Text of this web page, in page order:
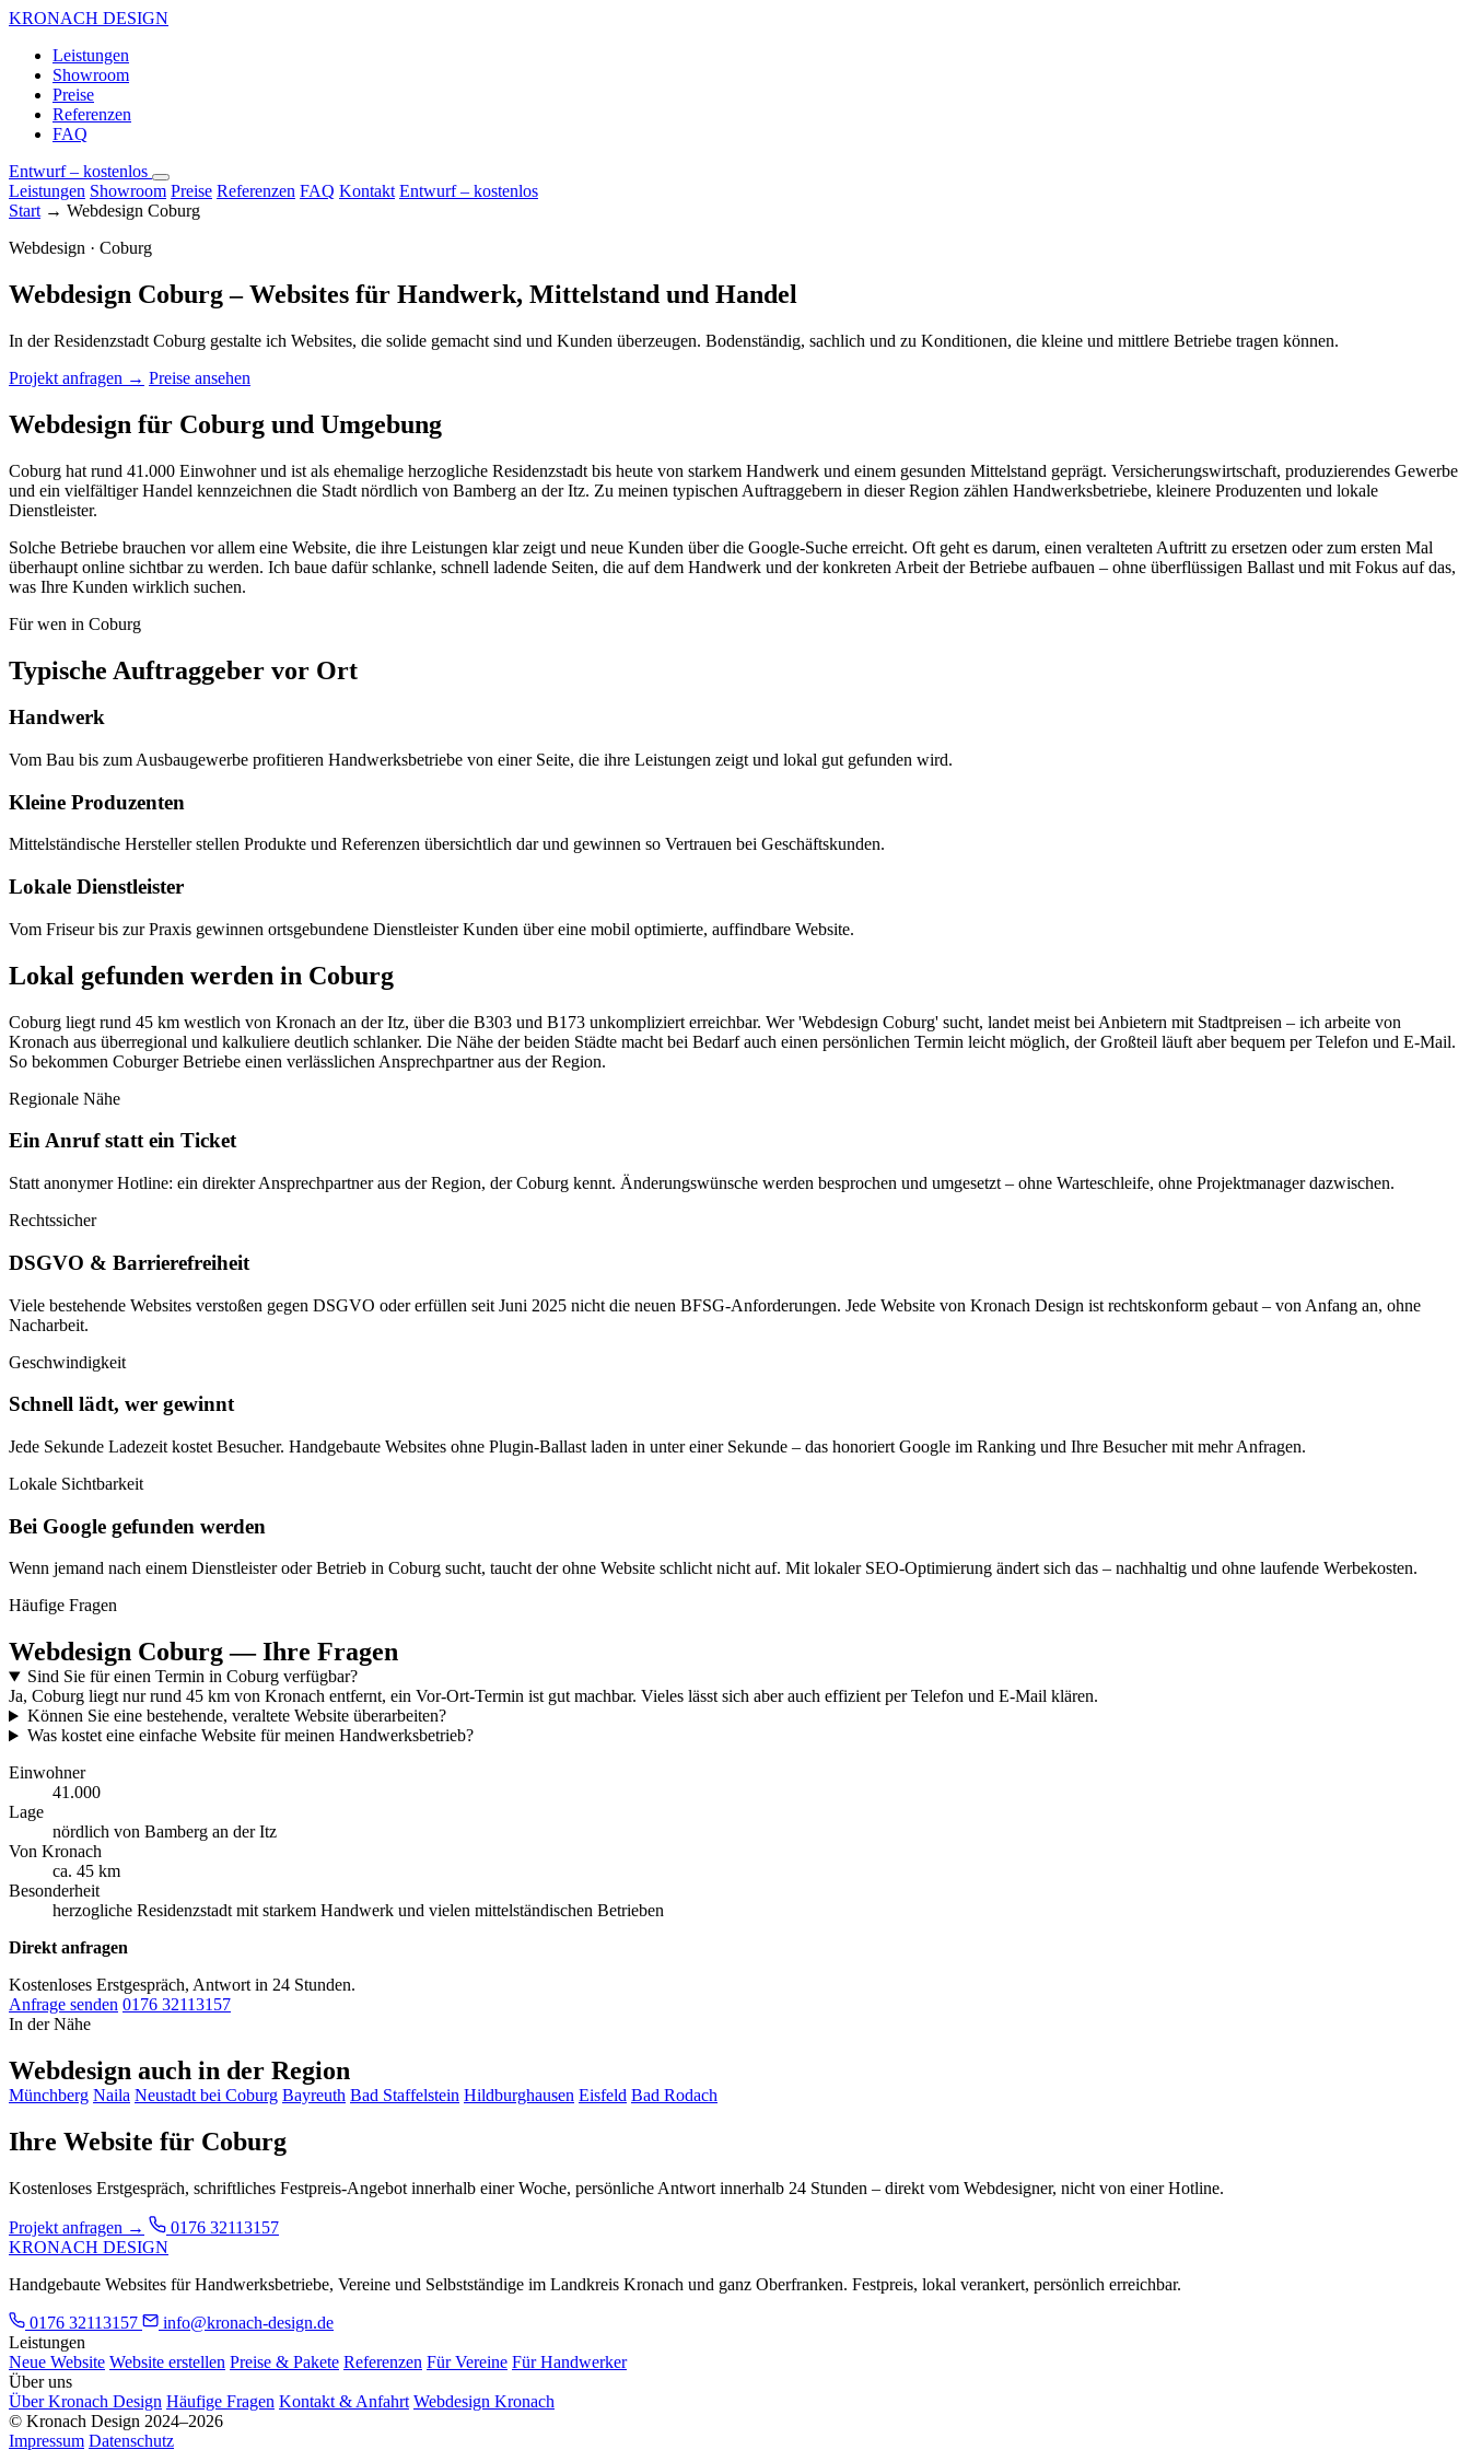
KRONACH DESIGN
Leistungen
Showroom
Preise
Referenzen
FAQ
Entwurf – kostenlos
Leistungen Showroom Preise Referenzen FAQ Kontakt Entwurf – kostenlos
Start → Webdesign Coburg
Webdesign · Coburg
Webdesign Coburg – Websites für Handwerk, Mittelstand und Handel
In der Residenzstadt Coburg gestalte ich Websites, die solide gemacht sind und Kunden überzeugen. Bodenständig, sachlich und zu Konditionen, die kleine und mittlere Betriebe tragen können.
Projekt anfragen → Preise ansehen
Webdesign für Coburg und Umgebung
Coburg hat rund 41.000 Einwohner und ist als ehemalige herzogliche Residenzstadt bis heute von starkem Handwerk und einem gesunden Mittelstand geprägt. Versicherungswirtschaft, produzierendes Gewerbe
und ein vielfältiger Handel kennzeichnen die Stadt nördlich von Bamberg an der Itz. Zu meinen typischen Auftraggebern in dieser Region zählen Handwerksbetriebe, kleinere Produzenten und lokale
Dienstleister.
Solche Betriebe brauchen vor allem eine Website, die ihre Leistungen klar zeigt und neue Kunden über die Google-Suche erreicht. Oft geht es darum, einen veralteten Auftritt zu ersetzen oder zum ersten Mal
überhaupt online sichtbar zu werden. Ich baue dafür schlanke, schnell ladende Seiten, die auf dem Handwerk und der konkreten Arbeit der Betriebe aufbauen – ohne überflüssigen Ballast und mit Fokus auf das,
was Ihre Kunden wirklich suchen.
Für wen in Coburg
Typische Auftraggeber vor Ort
Handwerk
Vom Bau bis zum Ausbaugewerbe profitieren Handwerksbetriebe von einer Seite, die ihre Leistungen zeigt und lokal gut gefunden wird.
Kleine Produzenten
Mittelständische Hersteller stellen Produkte und Referenzen übersichtlich dar und gewinnen so Vertrauen bei Geschäftskunden.
Lokale Dienstleister
Vom Friseur bis zur Praxis gewinnen ortsgebundene Dienstleister Kunden über eine mobil optimierte, auffindbare Website.
Lokal gefunden werden in Coburg
Coburg liegt rund 45 km westlich von Kronach an der Itz, über die B303 und B173 unkompliziert erreichbar. Wer 'Webdesign Coburg' sucht, landet meist bei Anbietern mit Stadtpreisen – ich arbeite von
Kronach aus überregional und kalkuliere deutlich schlanker. Die Nähe der beiden Städte macht bei Bedarf auch einen persönlichen Termin leicht möglich, der Großteil läuft aber bequem per Telefon und E-Mail.
So bekommen Coburger Betriebe einen verlässlichen Ansprechpartner aus der Region.
Regionale Nähe
Ein Anruf statt ein Ticket
Statt anonymer Hotline: ein direkter Ansprechpartner aus der Region, der Coburg kennt. Änderungswünsche werden besprochen und umgesetzt – ohne Warteschleife, ohne Projektmanager dazwischen.
Rechtssicher
DSGVO & Barrierefreiheit
Viele bestehende Websites verstoßen gegen DSGVO oder erfüllen seit Juni 2025 nicht die neuen BFSG-Anforderungen. Jede Website von Kronach Design ist rechtskonform gebaut – von Anfang an, ohne
Nacharbeit.
Geschwindigkeit
Schnell lädt, wer gewinnt
Jede Sekunde Ladezeit kostet Besucher. Handgebaute Websites ohne Plugin-Ballast laden in unter einer Sekunde – das honoriert Google im Ranking und Ihre Besucher mit mehr Anfragen.
Lokale Sichtbarkeit
Bei Google gefunden werden
Wenn jemand nach einem Dienstleister oder Betrieb in Coburg sucht, taucht der ohne Website schlicht nicht auf. Mit lokaler SEO-Optimierung ändert sich das – nachhaltig und ohne laufende Werbekosten.
Häufige Fragen
Webdesign Coburg — Ihre Fragen
Sind Sie für einen Termin in Coburg verfügbar?
Ja, Coburg liegt nur rund 45 km von Kronach entfernt, ein Vor-Ort-Termin ist gut machbar. Vieles lässt sich aber auch effizient per Telefon und E-Mail klären.
Können Sie eine bestehende, veraltete Website überarbeiten?
Was kostet eine einfache Website für meinen Handwerksbetrieb?
Einwohner
41.000
Lage
nördlich von Bamberg an der Itz
Von Kronach
ca. 45 km
Besonderheit
herzogliche Residenzstadt mit starkem Handwerk und vielen mittelständischen Betrieben
Direkt anfragen
Kostenloses Erstgespräch, Antwort in 24 Stunden.
Anfrage senden 0176 32113157
In der Nähe
Webdesign auch in der Region
Münchberg Naila Neustadt bei Coburg Bayreuth Bad Staffelstein Hildburghausen Eisfeld Bad Rodach
Ihre Website für Coburg
Kostenloses Erstgespräch, schriftliches Festpreis-Angebot innerhalb einer Woche, persönliche Antwort innerhalb 24 Stunden – direkt vom Webdesigner, nicht von einer Hotline.
Projekt anfragen →
0176 32113157
KRONACH DESIGN
Handgebaute Websites für Handwerksbetriebe, Vereine und Selbstständige im Landkreis Kronach und ganz Oberfranken. Festpreis, lokal verankert, persönlich erreichbar.
0176 32113157
info@kronach-design.de
Leistungen
Neue Website Website erstellen Preise & Pakete Referenzen Für Vereine Für Handwerker
Über uns
Über Kronach Design Häufige Fragen Kontakt & Anfahrt Webdesign Kronach
© Kronach Design 2024–2026
Impressum Datenschutz